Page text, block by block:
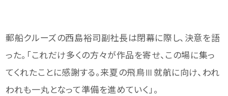
郵船クルーズの西島裕司副社長は閉幕に際し、決意を語
った。「これだけ多くの方々が作品を寄せ、この場に集っ
てくれたことに感謝する。来夏の飛鳥Ⅲ就航に向け、われ
われも一丸となって準備を進めていく」。